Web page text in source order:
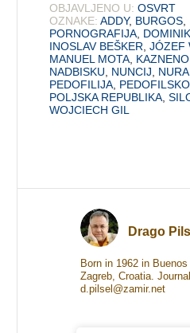
OBJAVLJENO U: OSVRT
OZNAKE: ADDY, BURGOS
PORNOGRAFIJA
INOSLAV BEŠKER ,JÓZEF
MANUEL MOTA
NADBISKU
NUNCIJ
PEDOFILIJA
POLJSKA REPUBLIKA ,
WOJCIECH GIL
Drago
Born in 1962 in
Zagreb, Croatia.
d.pilsel@zamir.net